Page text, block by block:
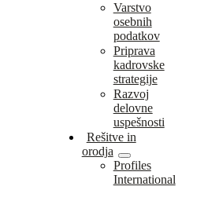
Varstvo
osebnih
podatkov
Priprava
kadrovske
strategije
Razvoj
delovne
uspešnosti
Rešitve in
orodja
Profiles
International